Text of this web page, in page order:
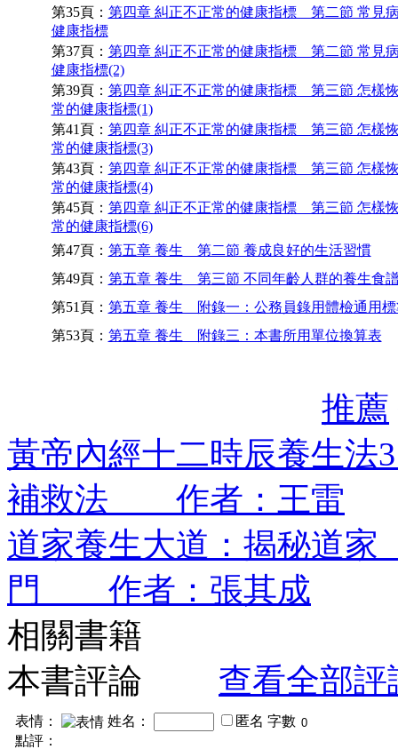
第35頁： 第四章 糾正不正常的健康指標 第二節 常見
健康指標
第37頁： 第四章 糾正不正常的健康指標 第二節 常見
健康指標(2)
第39頁： 第四章 糾正不正常的健康指標 第三節 怎樣
常的健康指標(1)
第41頁： 第四章 糾正不正常的健康指標 第三節 怎樣
常的健康指標(3)
第43頁： 第四章 糾正不正常的健康指標 第三節 怎樣
常的健康指標(4)
第45頁： 第四章 糾正不正常的健康指標 第三節 怎樣
常的健康指標(6)
第47頁： 第五章 養生 第二節 養成良好的生活習慣
第49頁： 第五章 養生 第三節 不同年齡人群的養生食
第51頁： 第五章 養生 附錄一：公務員錄用體檢通用標
第53頁： 第五章 養生 附錄三：本書所用單位換算表
推薦
黃帝內經十二時辰養生法
補救法 作者：王雷
道家養生大道：揭秘道家
門 作者：張其成
相關書籍
本書評論
查看全部評
表情： 姓名： 匿名 字數
點評：